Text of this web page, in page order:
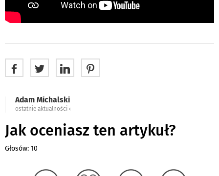
Adam Michalski
ostatnie aktualności ‹
Jak oceniasz ten artykuł?
Głosów: 10